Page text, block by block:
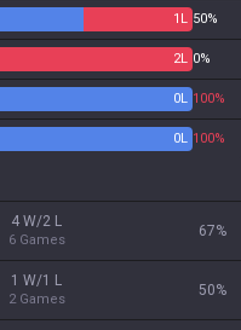
1 L 50%
2L 0%
0L 100%
0L 100%
4 W/2 L
6 Games
67%
1 W/1 L
2 Games
50%